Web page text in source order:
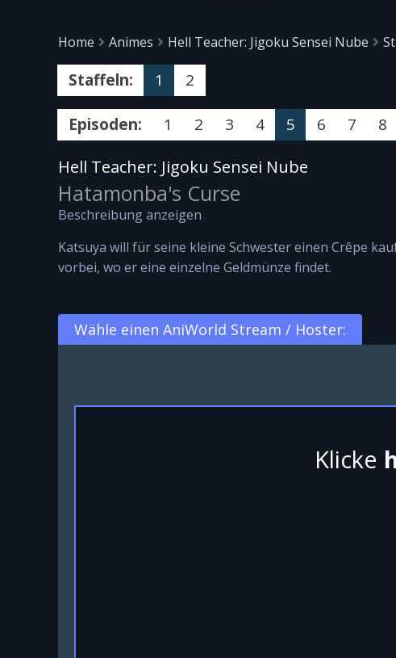
Home
Animes Hell Teacher: Jigoku Sensei Nube
Staffeln: 1 2
Episoden: 1 2 3 4 5 6 7 8
Hell Teacher: Jigoku Sensei Nube
Hatamonba's Curse
Beschreibung anzeigen
Katsuya will für seine kleine Schwester einen Crêpe
vorbei, wo er eine einzelne Geldmünze findet.
Wähle einen AniWorld Stream / Hoster:
Klicke